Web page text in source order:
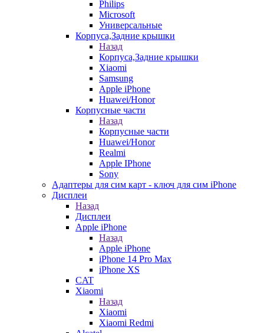
Philips
Microsoft
Универсальные
Корпуса,Задние крышки
Назад
Корпуса,Задние крышки
Xiaomi
Samsung
Apple iPhone
Huawei/Honor
Корпусные части
Назад
Корпусные части
Huawei/Honor
Realmi
Apple IPhone
Sony
Адаптеры для сим карт - ключ для сим iPhone
Дисплеи
Назад
Дисплеи
Apple iPhone
Назад
Apple iPhone
iPhone 14 Pro Max
iPhone XS
CAT
Xiaomi
Назад
Xiaomi
Xiaomi Redmi